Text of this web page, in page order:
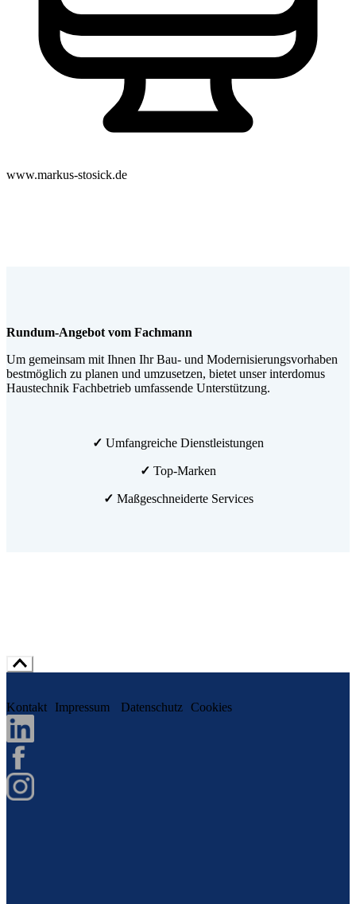
www.markus-stosick.de
Rundum-Angebot vom Fachmann
Um gemeinsam mit Ihnen Ihr Bau- und Modernisierungsvorhaben
bestmöglich zu planen und umzusetzen, bietet unser interdomus
Haustechnik Fachbetrieb umfassende Unterstützung.
✓ Umfangreiche Dienstleistungen
✓ Top-Marken
✓ Maßgeschneiderte Services
Kontakt Impressum Datenschutz Cookies